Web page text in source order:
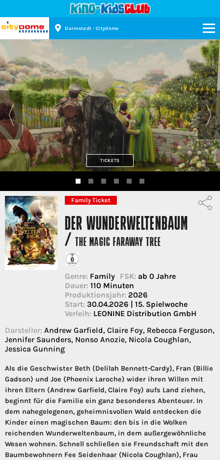
Kinopolis
Darmstadt - Citydome
TICKETS
Family Ticket
DER WUNDERWELTENBAUM
/THE MAGIC FARAWAY TREE
Genre: Family FSK: ab 0 Jahre
Dauer: 110 Minuten
Produktionsjahr: 2026
Start: 30.04.2026 | 15. Spielwoche
Verleih: LEONINE Distribution GmbH
Darsteller: Andrew Garfield, Claire Foy, Rebecca Ferguson,
Jennifer Saunders, Nonso Anozie, Nicola Coughlan,
Jessica Gunning
Als die Geschwister Beth (Delilah Bennett-Cardy), Fran (Billie
Gadson) und Joe (Phoenix Laroche) wider ihren Willen mit
ihren Eltern (Andrew Garfield, Claire Foy) aufs Land ziehen,
beginnt für die Familie ein ganz besonderes Abenteuer. In
dem nahegelegenen, geheimnisvollen Wald entdecken die
Kinder einen magischen Baum: den bis in die Wolken
reichenden Wunderweltenbaum, in dem außergewöhnliche
Wesen wohnen. Schnell schließen sie Freundschaft mit den
Baumbewohnern Fee Seidenhaar (Nicola Coughlan), Frau